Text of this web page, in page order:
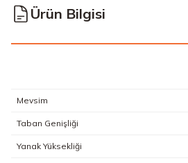
Ürün Bilgisi
Mevsim
Taban Genişliği
Yanak Yüksekliği